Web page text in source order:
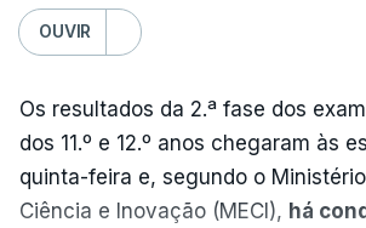
OUVIR
Os resultados da 2.ª fase dos
dos 11.º e 12.º anos chegaram às
quinta-feira e, segundo o
Ciência e Inovação (MECI), há